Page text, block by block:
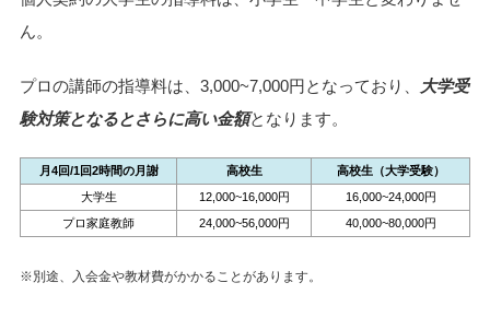
ん。
プロの講師の指導料は、3,000~7,000円となっており、
大学受
験対策となるとさらに高い金額となります。
月4回/1回2時間の月謝 高校生
高校生（大学受験）
大学生
12,000~16,000円
16,000~24,000円
プロ家庭教師
24,000~56,000円 40,000~80,000円
※別途、入会金や教材費がかかることがあります。